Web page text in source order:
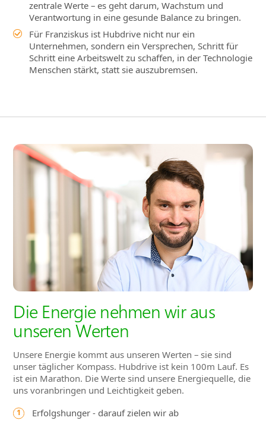
zentrale Werte – es geht darum, Wachstum und
Verantwortung in eine gesunde Balance zu bringen.
Für Franziskus ist Hubdrive nicht nur ein
Unternehmen, sondern ein Versprechen, Schritt für
Schritt eine Arbeitswelt zu schaffen, in der Technologie
Menschen stärkt, statt sie auszubremsen.
Die Energie nehmen wir aus
unseren Werten
Unsere Energie kommt aus unseren Werten – sie sind
unser täglicher Kompass. Hubdrive ist kein 100m Lauf. Es
ist ein Marathon. Die Werte sind unsere Energiequelle, die
uns voranbringen und Leichtigkeit geben.
Erfolgshunger - darauf zielen wir ab